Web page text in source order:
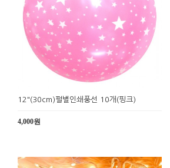
12"(30cm)펄별인쇄풍선 10개(핑크)
4,000원